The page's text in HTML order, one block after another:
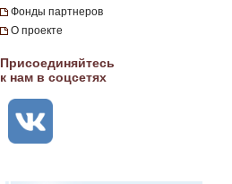
Фонды партнеров
О проекте
Присоединяйтесь
к нам в соцсетях